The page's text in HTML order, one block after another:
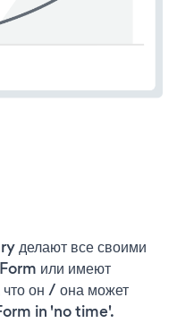
делают все своими
или имеют
он / она может
in 'no time'.